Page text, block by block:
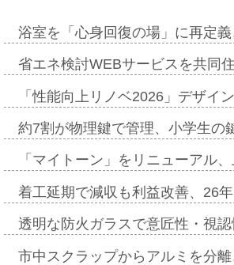
浴室を「心身回復の場」に再定
省エネ検討WEBサービスを共同
「性能向上リノベ2026」デザイ
約7割が物理鍵で管理、小学生
「マイトーン」をリニューアル
着工延期で減収も利益改善、26
透明な防火ガラスで意匠性・視
市中スクラップからアルミを分